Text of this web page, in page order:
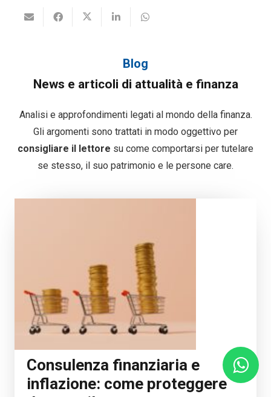
Blog
News e articoli di attualità e finanza
Analisi e approfondimenti legati al mondo della finanza.
Gli argomenti sono trattati in modo oggettivo per
consigliare il lettore su come comportarsi per tutelare
se stesso, il suo patrimonio e le persone care.
Consulenza finanziaria e
inflazione: come proteggere